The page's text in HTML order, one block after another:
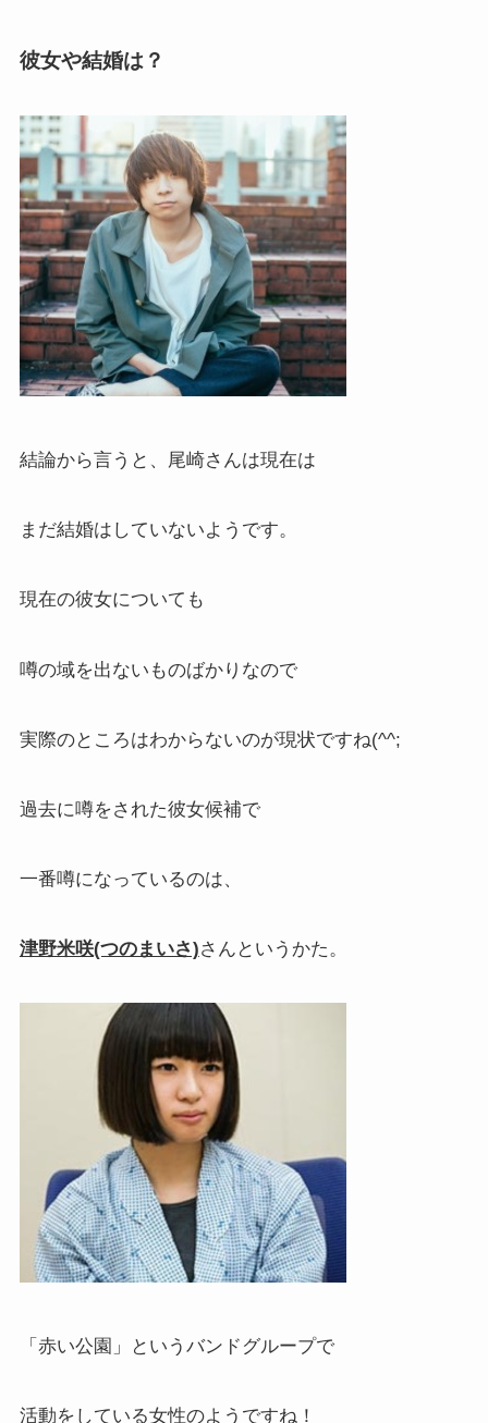
彼女や結婚は？
結論から言うと、尾崎さんは現在は
まだ結婚はしていないようです。
現在の彼女についても
噂の域を出ないものばかりなので
実際のところはわからないのが現状ですね(^^;
過去に噂をされた彼女候補で
一番噂になっているのは、
津野米咲(つのまいさ)さんというかた。
「赤い公園」というバンドグループで
活動をしている女性のようですね！